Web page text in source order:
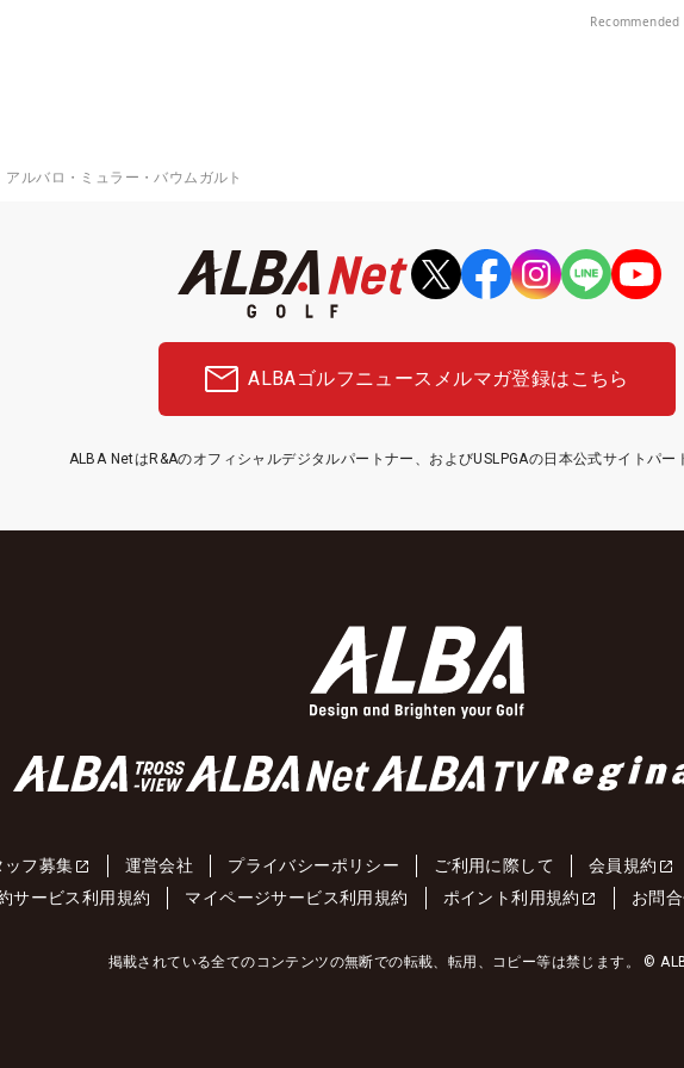
Recommended
アルバロ・ミュラー・バウムガルト
ALBAゴルフニュース メルマガ登録はこちら
ALBA NetはR&Aのオフィシャルデジタルパートナー、およびUSLPGAの日本公式サイトパー
ッフ募集 運営会社 プライバシーポリシー ご利用に際して 会員規約
サービス利用規約
マイページサービス利用規約 ポイント利用規約 お問
掲載されている全てのコンテンツの無断での転載、転用、コピー等は禁じます。 ©